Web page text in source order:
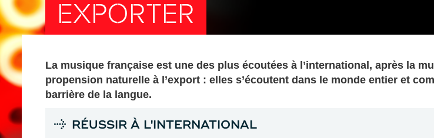
EXPORTER
La musique française est une des plus écoutées à l’international, après la
propension naturelle à l’export : elles s’écoutent dans le monde entier et
barrière de la langue.
RÉUSSIR À L'INTERNATIONAL